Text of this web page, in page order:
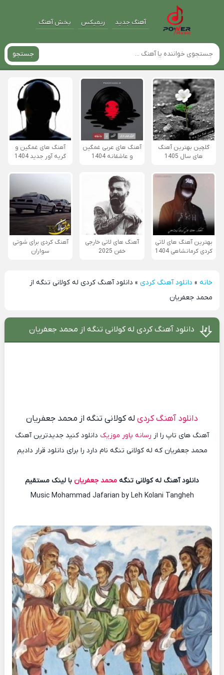
آهنگ جدید ریمیکس پخش آهنگ
جستجو
گلچین بهترین آهنگ
های سال 1405
آهنگ های عربی غمگین
و عاشقانه 1404
آهنگ های غمگین و
گریه آور جدید 1404
بهترین آهنگ های لاتی
کردی کرمانشاهی 1404
آهنگ های لاتی خارجی
خفن 2025
آهنگ کردی برای شوتی
سواران
خانه» دانلود آهنگ کردی » دانلود آهنگ کردی له کولانی تنگه از
محمد جعفریان
دانلود آهنگ کردی له کولانی تنگه از محمد جعفریان
دانلود آهنگ کردی له کولانی تنگه از محمد جعفریان
آهنگ های تاپ را از رسانه پاور موزیک دانلود کنید جدیدترین آهنگ
محمد جعفریان که له کولانی تنگه نام دارد را برای دانلود قرار دادیم
دانلود آهنگ له کولانی تنگه محمد جعفریان با لینک مستقیم
Music Mohammad Jafarian by Leh Kolani Tangheh